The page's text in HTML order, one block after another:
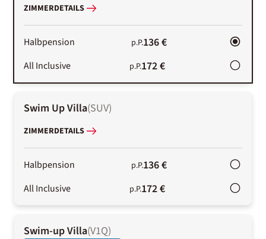
ZIMMERDETAILS
Halbpension p.P.136 €
All Inclusive p.P.172 €
Swim Up Villa(SUV)
ZIMMERDETAILS
Halbpension p.P.136 €
All Inclusive p.P.172 €
Swim-up Villa(V1Q)